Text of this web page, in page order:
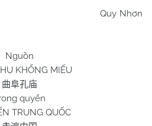
Nhơn
Nguồn
KHỔNG MIẾU
曲阜孔庙
quyển
TRUNG QUỐC